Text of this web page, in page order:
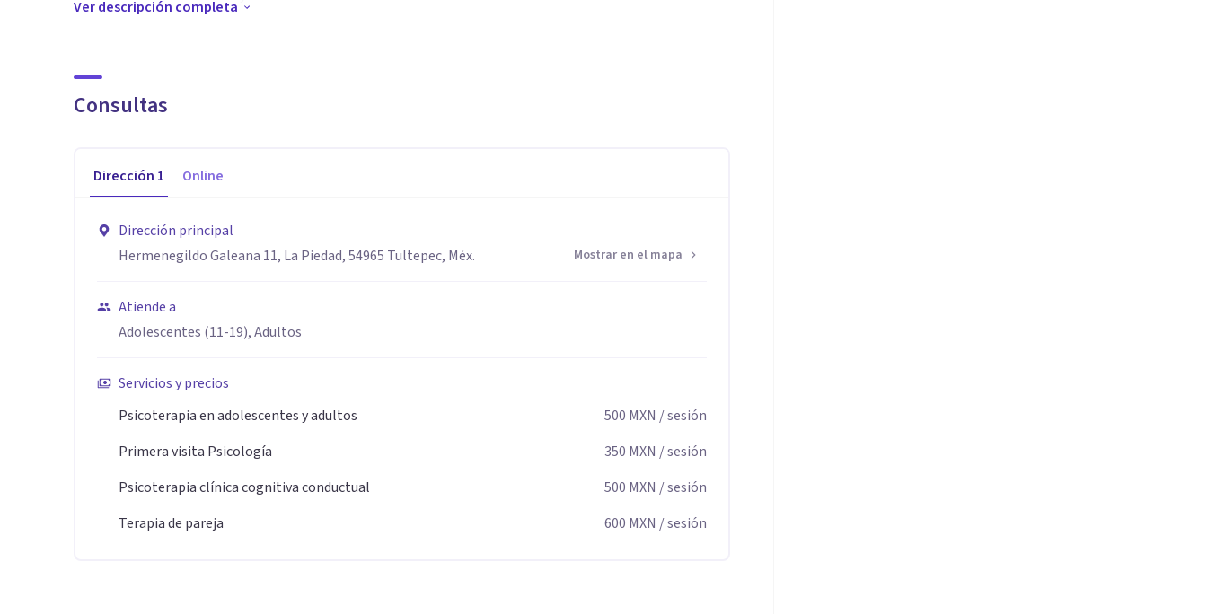
comportamientos problemáticos. Esto incluye técnicas como la exposición gradual a situaciones temidas,
activación conductual, habilidades sociales y resolución de problemas.
calidad de vida"
Especialidad
Mi preparación y experiencia me permite trabajar con los siguientes padecimientos:
Trastornos de Ansiedad (ej. Trastorno de Pánico, Fobia Social, Trastorno de Ansiedad Generalizada)
​Depresión Mayor
​Trastorno de Estrés Postraumático (TEPT)
​Trastornos de la Conducta Alimentaria
Trastorno Limite de la Personalidad (TLP)
​Problemas de Manejo de la Ira
Ver descripción completa
Consultas
Dirección 1 Online
Dirección principal
Hermenegildo Galeana 11, La Piedad, 54965 Tultepec, Méx.
Mostrar en el mapa
Atiende a
Adolescentes (11-19), Adultos
Servicios y precios
Psicoterapia en adolescentes y adultos
500 MXN / sesión
Primera visita Psicología
350 MXN / sesión
Psicoterapia clínica cognitiva conductual
500 MXN / sesión
Terapia de pareja
600 MXN / sesión